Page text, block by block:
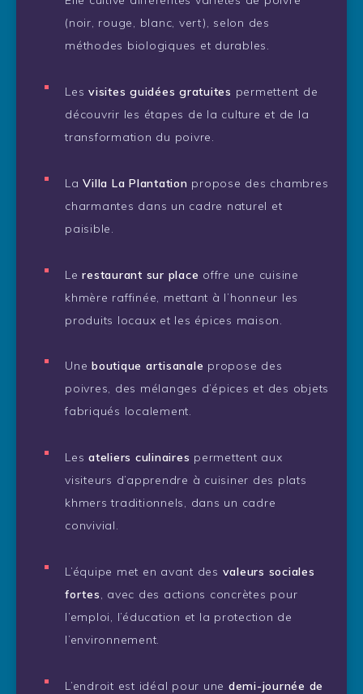
(noir, rouge, blanc, vert), selon des
méthodes biologiques et durables.
Les visites guidées gratuites permettent de
découvrir les étapes de la culture et de la
transformation du poivre.
LaVilla La Plantation propose des chambres
charmantes dans un cadre naturel et
paisible.
Lerestaurant sur place offre une cuisine
khmère raffinée, mettant à l’honneur les
produits locaux et les épices maison.
Une boutique artisanale propose des
poivres, des mélanges d’épices et des objets
fabriqués localement.
Les ateliers culinaires permettent aux
visiteurs d’apprendre à cuisiner des plats
khmers traditionnels, dans un cadre
convivial.
L’équipe met en avant des valeurs sociales
fortes, avec des actions concrètes pour
l’emploi, l’éducation et la protection de
l’environnement.
L’endroit est idéal pour une demi-journée de